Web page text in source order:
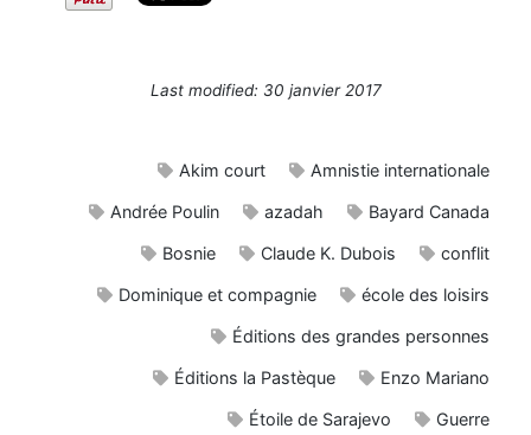
Last modified: 30 janvier 2017
Akim court Amnistie internationale
Andrée Poulin azadah Bayard Canada
Bosnie Claude K. Dubois conflit
Dominique et compagnie école des loisirs
Éditions des grandes personnes
Éditions la Pastèque Enzo Mariano
Étoile de Sarajevo Guerre